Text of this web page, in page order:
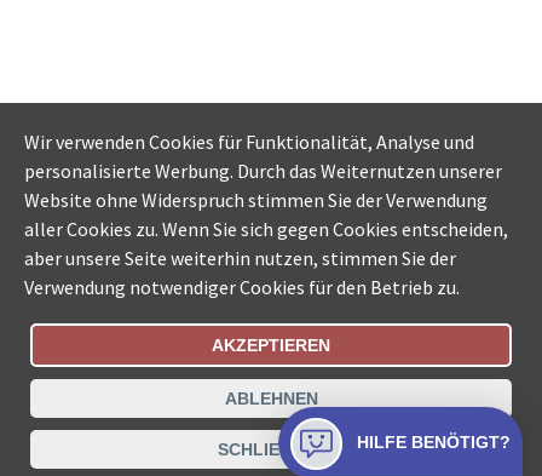
Bestellungsstatus Ämtersuche der Schweiz
Datenschutz Impressum Nutzungsbestimmungen
Kontakt
Wir verwenden Cookies für Funktionalität, Analyse und
personalisierte Werbung. Durch das Weiternutzen unserer
Website ohne Widerspruch stimmen Sie der Verwendung
aller Cookies zu. Wenn Sie sich gegen Cookies entscheiden,
aber unsere Seite weiterhin nutzen, stimmen Sie der
Verwendung notwendiger Cookies für den Betrieb zu.
AKZEPTIEREN
ABLEHNEN
SCHLIESSEN HILFE BENÖTIGT?